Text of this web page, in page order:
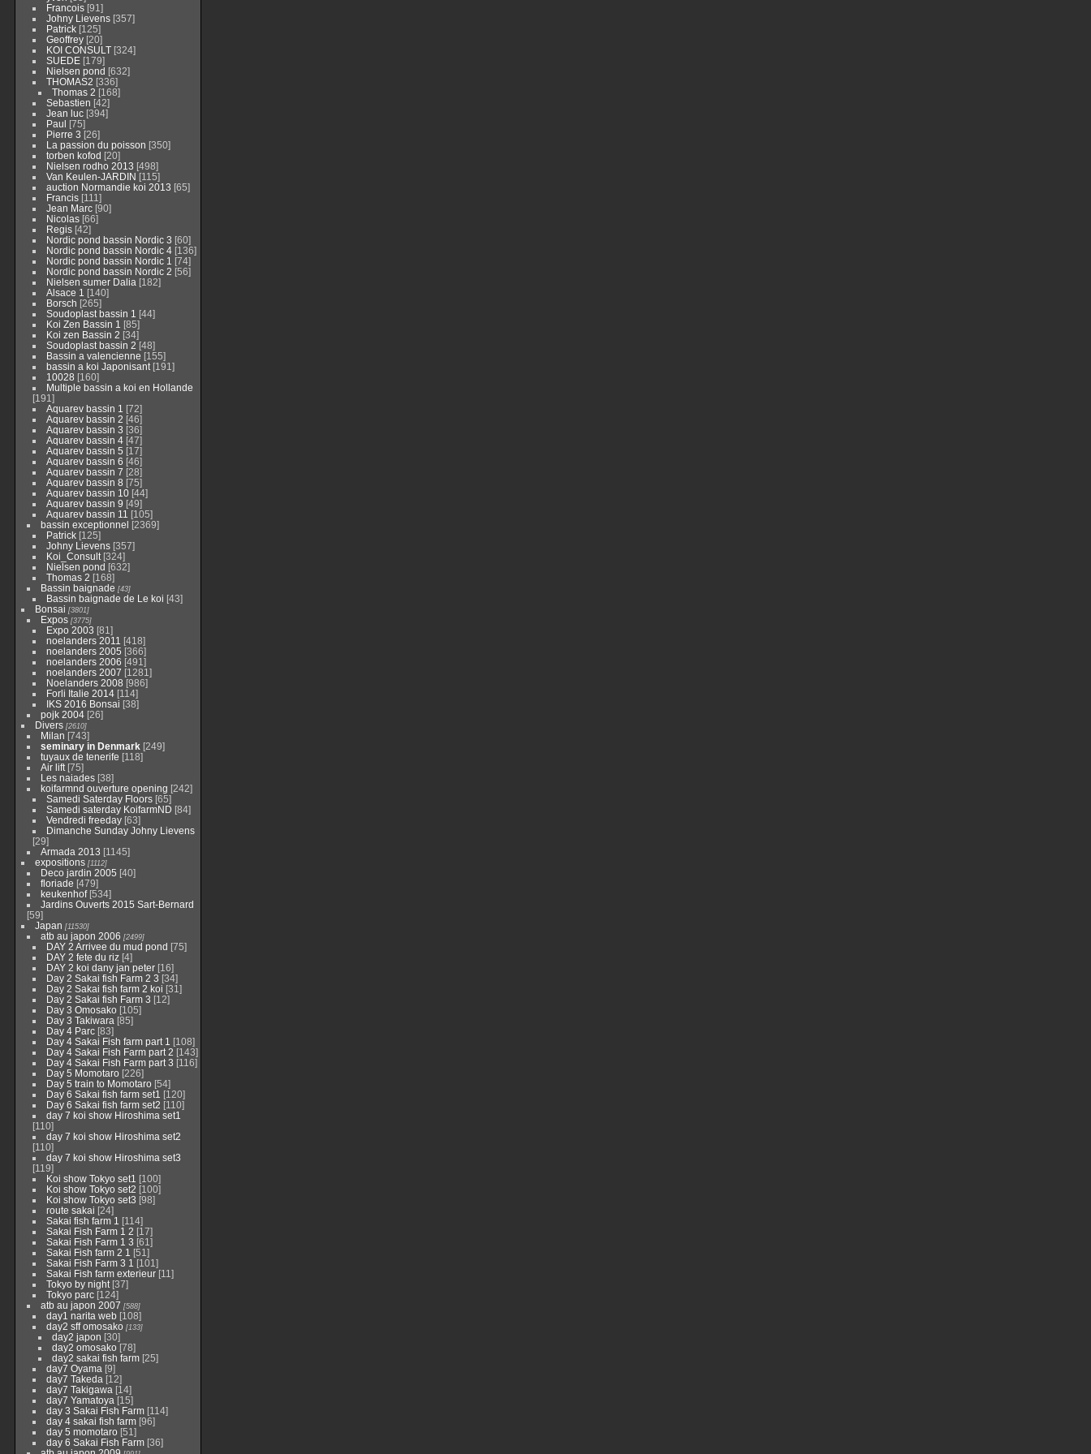
Francois [91]
Johny Lievens [357]
Patrick [125]
Geoffrey [20]
KOI CONSULT [324]
SUEDE [179]
Nielsen pond [632]
THOMAS2 [336]
Thomas 2 [168]
Sebastien [42]
Jean luc [394]
Paul [75]
Pierre 3 [26]
La passion du poisson [350]
torben kofod [20]
Nielsen rodho 2013 [498]
Van Keulen-JARDIN [115]
auction Normandie koi 2013 [65]
Francis [111]
Jean Marc [90]
Nicolas [66]
Regis [42]
Nordic pond bassin Nordic 3 [60]
Nordic pond bassin Nordic 4 [136]
Nordic pond bassin Nordic 1 [74]
Nordic pond bassin Nordic 2 [56]
Nielsen sumer Dalia [182]
Alsace 1 [140]
Borsch [265]
Soudoplast bassin 1 [44]
Koi Zen Bassin 1 [85]
Koi zen Bassin 2 [34]
Soudoplast bassin 2 [48]
Bassin a valencienne [155]
bassin a koi Japonisant [191]
10028 [160]
Multiple bassin a koi en Hollande
[191]
Aquarev bassin 1 [72]
Aquarev bassin 2 [46]
Aquarev bassin 3 [36]
Aquarev bassin 4 [47]
Aquarev bassin 5 [17]
Aquarev bassin 6 [46]
Aquarev bassin 7 [28]
Aquarev bassin 8 [75]
Aquarev bassin 10 [44]
Aquarev bassin 9 [49]
Aquarev bassin 11 [105]
bassin exceptionnel [2369]
Patrick [125]
Johny Lievens [357]
Koi_Consult [324]
Nielsen pond [632]
Thomas 2 [168]
Bassin baignade [43]
Bassin baignade de Le koi [43]
Bonsai [3801]
Expos [3775]
Expo 2003 [81]
noelanders 2011 [418]
noelanders 2005 [366]
noelanders 2006 [491]
noelanders 2007 [1281]
Noelanders 2008 [986]
Forli Italie 2014 [114]
IKS 2016 Bonsai [38]
pojk 2004 [26]
Divers [2610]
Milan [743]
seminary in Denmark [249]
tuyaux de tenerife [118]
Air lift [75]
Les naiades [38]
koifarmnd ouverture opening [242]
Samedi Saterday Floors [65]
Samedi saterday KoifarmND [84]
Vendredi freeday [63]
Dimanche Sunday Johny Lievens
[29]
Armada 2013 [1145]
expositions [1112]
Deco jardin 2005 [40]
floriade [479]
keukenhof [534]
Jardins Ouverts 2015 Sart-Bernard
[59]
Japan [11530]
atb au japon 2006 [2499]
DAY 2 Arrivee du mud pond [75]
DAY 2 fete du riz [4]
DAY 2 koi dany jan peter [16]
Day 2 Sakai fish Farm 2 3 [34]
Day 2 Sakai fish farm 2 koi [31]
Day 2 Sakai fish Farm 3 [12]
Day 3 Omosako [105]
Day 3 Takiwara [85]
Day 4 Parc [83]
Day 4 Sakai Fish farm part 1 [108]
Day 4 Sakai Fish Farm part 2 [143]
Day 4 Sakai Fish Farm part 3 [116]
Day 5 Momotaro [226]
Day 5 train to Momotaro [54]
Day 6 Sakai fish farm set1 [120]
Day 6 Sakai fish farm set2 [110]
day 7 koi show Hiroshima set1
[110]
day 7 koi show Hiroshima set2
[110]
day 7 koi show Hiroshima set3
[119]
Koi show Tokyo set1 [100]
Koi show Tokyo set2 [100]
Koi show Tokyo set3 [98]
route sakai [24]
Sakai fish farm 1 [114]
Sakai Fish Farm 1 2 [17]
Sakai Fish Farm 1 3 [61]
Sakai Fish farm 2 1 [51]
Sakai Fish Farm 3 1 [101]
Sakai Fish farm exterieur [11]
Tokyo by night [37]
Tokyo parc [124]
atb au japon 2007 [588]
day1 narita web [108]
day2 sff omosako [133]
day2 japon [30]
day2 omosako [78]
day2 sakai fish farm [25]
day7 Oyama [9]
day7 Takeda [12]
day7 Takigawa [14]
day7 Yamatoya [15]
day 3 Sakai Fish Farm [114]
day 4 sakai fish farm [96]
day 5 momotaro [51]
day 6 Sakai Fish Farm [36]